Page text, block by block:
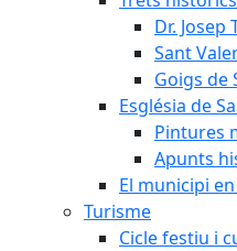
Dr. Josep
Sant
Goigs de
Església de
Pintures
Apunts
El municipi
Turisme
Cicle festiu i